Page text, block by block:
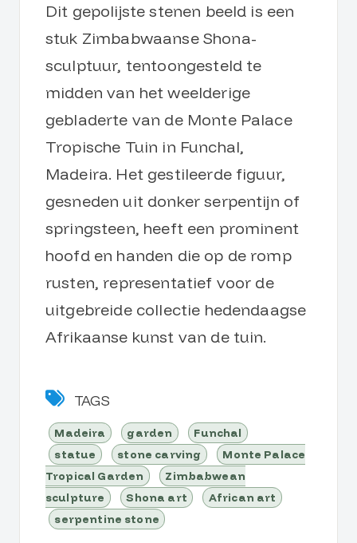
Dit gepolijste stenen beeld is een
stuk Zimbabwaanse Shona-
sculptuur, tentoongesteld te
midden van het weelderige
gebladerte van de Monte Palace
Tropische Tuin in Funchal,
Madeira. Het gestileerde figuur,
gesneden uit donker serpentijn of
springsteen, heeft een prominent
hoofd en handen die op de romp
rusten, representatief voor de
uitgebreide collectie hedendaagse
Afrikaanse kunst van de tuin.
TAGS
Madeira garden
Funchal
statue
stone carving
Monte Palace
Tropical Garden
Zimbabwean
sculpture
Shona art
African art
serpentine stone